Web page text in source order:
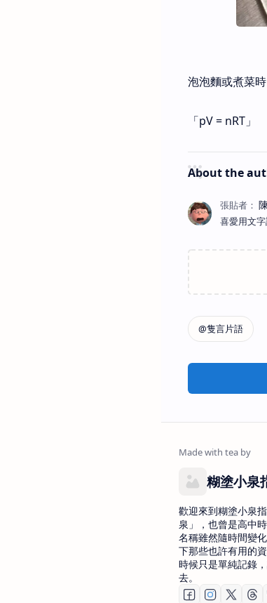
泡泡麵或煮菜
「pV = nRT」
About the
喜愛用文
糊塗小泉
歡迎來到糊塗小泉
泉」，也曾是高中
名稱雖然隨時間變
下那些也許有用的
時候只是單純記錄
去。